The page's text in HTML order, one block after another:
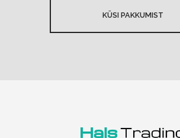
KÜSI PAKKUMIST